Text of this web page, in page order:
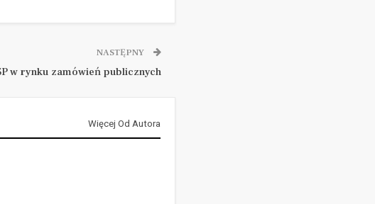
NASTĘPNY
w rynku zamówień publicznych
Więcej Od Autora